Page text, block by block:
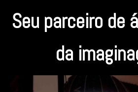
Seu parceiro de
da